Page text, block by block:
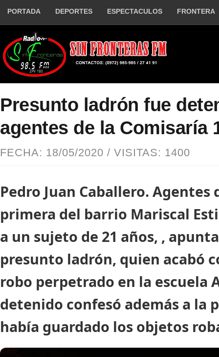
PORTADA DEPORTES ESPECTACULOS FRONTERA
Presunto ladrón fue
agentes de la Comisaría
FECHA: 18/05/2020 / VISITAS: 1400
Pedro Juan Caballero. Agentes
primera del barrio Mariscal
a un sujeto de 21 años, ,
presunto ladrón, quien acabó
robo perpetrado en la escuela
detenido confesó además a la
había guardado los objetos